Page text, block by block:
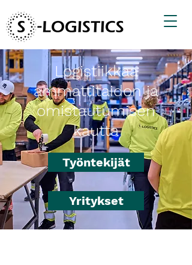
Logistiikkaa
ammattitaidon ja
omistautumisen
kautta
Työntekijät
Yritykset